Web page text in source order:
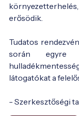
erősödik.
Tudatos
során egyre
látogatókat a
- Szerkesztőségi